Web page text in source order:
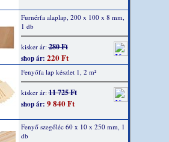
Furnérfa alaplap, 200 x 100 x 8 mm,
1 db
kisker ár:280 Ft
shop ár: 220 Ft
Fenyőfa lap készlet 1, 2 m²
kisker ár:11 725 Ft
shop ár: 9 840 Ft
Fenyő szegőléc 60 x 10 x 250 mm, 1
db